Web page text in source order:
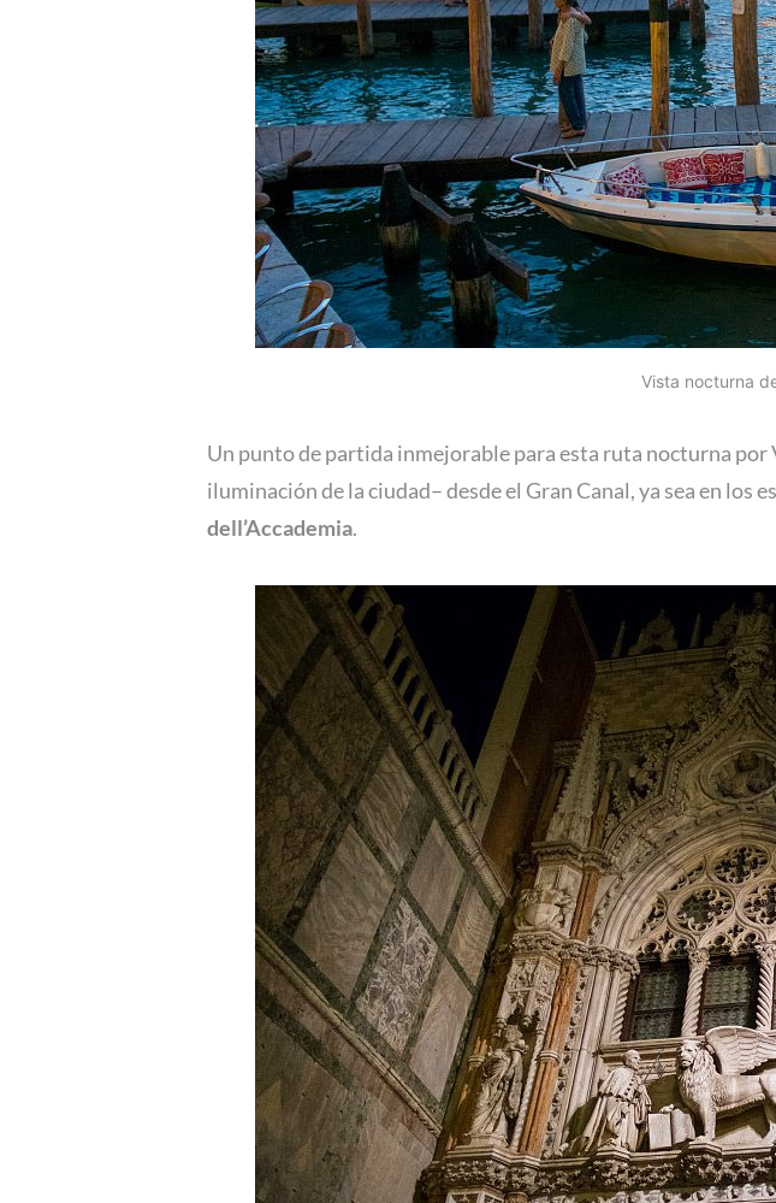
Vista nocturna
Un punto de partida inmejorable para esta ruta nocturna por
iluminación de la ciudad– desde el Gran Canal, ya sea en los
dell’Accademia.